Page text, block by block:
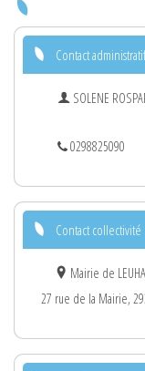
Contact administratif
SOLENE
0298825090
Contact collectivité
Mairie de
27 rue de la Mairie,